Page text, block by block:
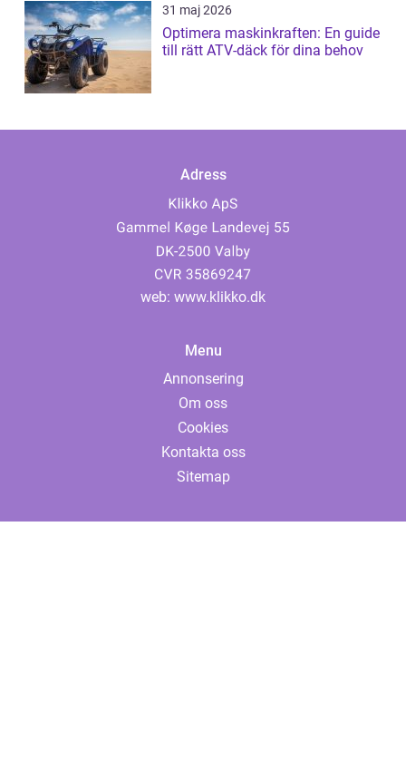
31 maj 2026
Optimera maskinkraften: En guide
till rätt ATV-däck för dina behov
Adress
web: www.klikko.dk
Menu
Annonsering
Om oss
Cookies
Kontakta oss
Sitemap